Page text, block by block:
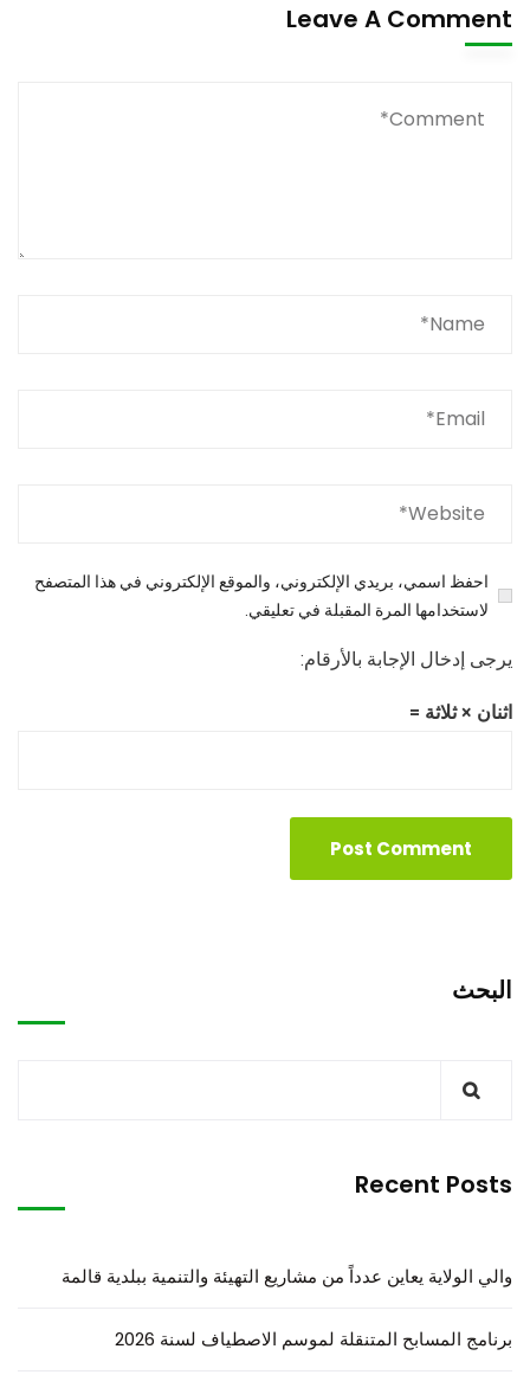
Leave A Comment
احفظ اسمي، بريدي الإلكتروني، والموقع الإلكتروني في هذا المتصفح
لاستخدامها المرة المقبلة في تعليقي.
يرجى إدخال الإجابة بالأرقام:
اثنان × ثلاثة =
البحث
Recent Posts
والي الولاية يعاين عدداً من مشاريع التهيئة والتنمية ببلدية قالمة
برنامج المسابح المتنقلة لموسم الاصطياف لسنة 2026